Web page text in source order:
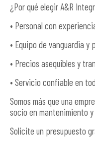
¿Por qué elegir A&R
• Personal con
• Equipo de vanguardia y
• Precios asequibles y
• Servicio confiable en
Somos más que una
socio en mantenimiento
Solicite un presupuesto